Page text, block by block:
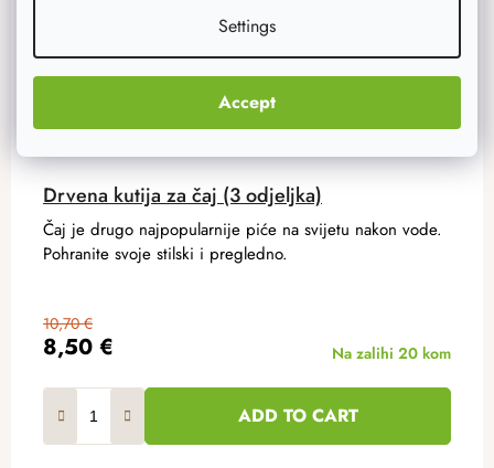
Settings
Accept
Drvena kutija za čaj (3 odjeljka)
8,50 €
10,70 €
Na zalihi 20 kom
ADD TO CART
Čaj je drugo najpopularnije piće na svijetu nakon vode.
Pohranite svoje stilski i pregledno.